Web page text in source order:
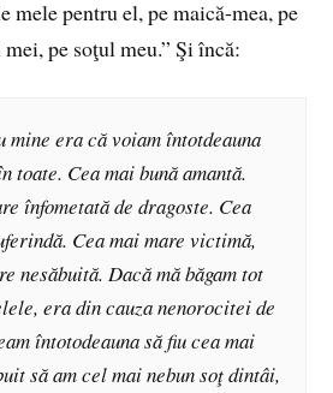
mele pentru el, pe maică-mea, pe
pe soţul meu.” Şi încă:
mine era că voiam întotdeauna
toate. Cea mai bună amantă.
înfometată de dragoste. Cea
Cea mai mare victimă,
nesăbuită. Dacă mă băgam tot
era din cauza nenorocitei de
întotodeauna să fiu cea mai
să am cel mai nebun soţ dintâi,